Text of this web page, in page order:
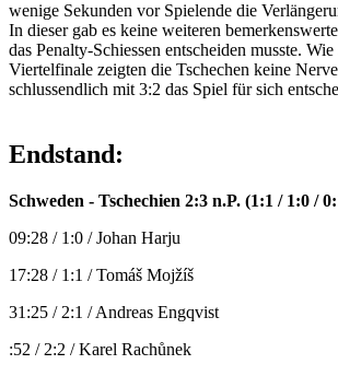
wenige Sekunden vor Spielende die
In dieser gab es keine weiteren
das Penalty-Schiessen entscheiden musste.
Viertelfinale zeigten die Tschechen keine
schlussendlich mit 3:2 das Spiel für sich
Endstand:
Schweden - Tschechien 2:3 n.P. (1:1 / 1:0 /
09:28 / 1:0 / Johan Harju
17:28 / 1:1 / Tomáš Mojžíš
31:25 / 2:1 / Andreas Engqvist
:52 / 2:2 / Karel Rachůnek